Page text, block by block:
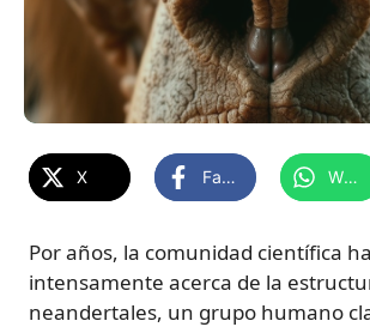
X Facebook WhatsApp
Por años, la comunidad científica
intensamente acerca de la
neandertales, un grupo humano